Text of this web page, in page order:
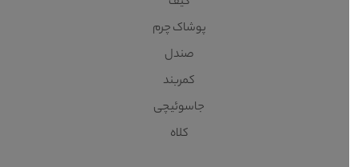
پوشاک چرم
صندل
کمربند
جاسوئیچی
کلاه